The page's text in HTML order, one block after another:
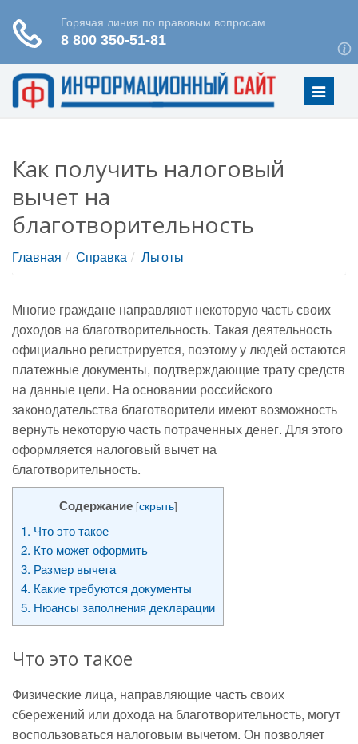
Меню
Как получить налоговый
вычет на
благотворительность
Главная Справка Льготы
Многие граждане направляют некоторую часть своих
доходов на благотворительность. Такая деятельность
официально регистрируется, поэтому у людей остаются
платежные документы, подтверждающие трату средств
на данные цели. На основании российского
законодательства благотворители имеют возможность
вернуть некоторую часть потраченных денег. Для этого
оформляется налоговый вычет на
благотворительность.
Содержание [скрыть]
1. Что это такое
2. Кто может оформить
3. Размер вычета
4. Какие требуются документы
5. Нюансы заполнения декларации
Что это такое
Физические лица, направляющие часть своих
сбережений или дохода на благотворительность, могут
воспользоваться налоговым вычетом. Он позволяет